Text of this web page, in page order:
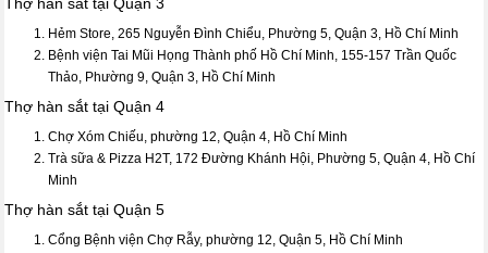
Thợ hàn sắt tại Quận 3
Hẻm Store, 265 Nguyễn Đình Chiểu, Phường 5, Quận 3, Hồ Chí Minh
Bệnh viện Tai Mũi Họng Thành phố Hồ Chí Minh, 155-157 Trần Quốc
Thảo, Phường 9, Quận 3, Hồ Chí Minh
Thợ hàn sắt tại Quận 4
Chợ Xóm Chiếu, phường 12, Quận 4, Hồ Chí Minh
Trà sữa & Pizza H2T, 172 Đường Khánh Hội, Phường 5, Quận 4, Hồ Chí
Minh
Thợ hàn sắt tại Quận 5
Cổng Bệnh viện Chợ Rẫy, phường 12, Quận 5, Hồ Chí Minh